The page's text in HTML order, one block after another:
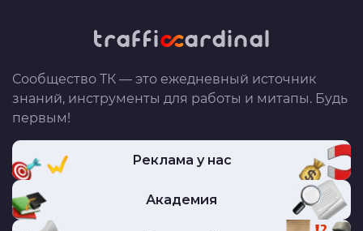
Сообщество ТК — это ежедневный источник
знаний, инструменты для работы и митапы. Будь
первым!
Реклама у нас
Академия